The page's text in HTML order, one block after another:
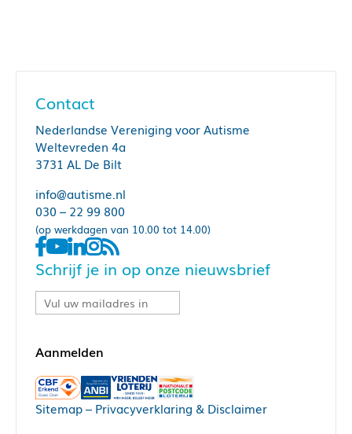
Contact
Nederlandse Vereniging voor Autisme
Weltevreden 4a
3731 AL De Bilt
info@autisme.nl
030 – 22 99 800
(op werkdagen van 10.00 tot 14.00)
Schrijf je in op onze nieuwsbrief
Sitemap– Privacyverklaring & Disclaimer